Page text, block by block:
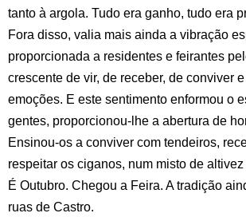
tanto à argola. Tudo era ganho, tudo era
Fora disso, valia mais ainda a vibração
proporcionada a residentes e feirantes
crescente de vir, de receber, de conviver
emoções. E este sentimento enformou o
gentes, proporcionou-lhe a abertura de
Ensinou-os a conviver com tendeiros,
respeitar os ciganos, num misto de
É Outubro. Chegou a Feira. A tradição
ruas de Castro.